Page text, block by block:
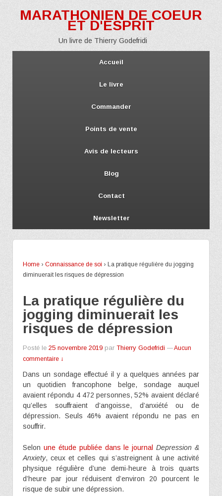
MARATHONIEN DE COEUR
ET D'ESPRIT
Un livre de Thierry Godefridi
Accueil
Le livre
Commander
Points de vente
Avis de lecteurs
Blog
Contact
Newsletter
Home › Connaissance de soi › La pratique régulière du jogging
diminuerait les risques de dépression
La pratique régulière du
jogging diminuerait les
risques de dépression
Posté le 25 novembre 2019 par Thierry Godefridi —Aucun
commentaire ↓
Dans un sondage effectué il y a quelques années par
un quotidien francophone belge, sondage auquel
avaient répondu 4 472 personnes, 52% avaient déclaré
qu’elles souffraient d’angoisse, d’anxiété ou de
dépression. Seuls 46% avaient répondu ne pas en
souffrir.
Selon une étude publiée dans le journal Depression &
Anxiety, ceux et celles qui s’astreignent à une activité
physique régulière d’une demi-heure à trois quarts
d’heure par jour réduisent d’environ 20 pourcent le
risque de subir une dépression.